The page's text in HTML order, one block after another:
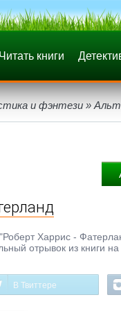
Читать книги
и фэнтези »
Харрис -
отрывок из книги
В Твиттере